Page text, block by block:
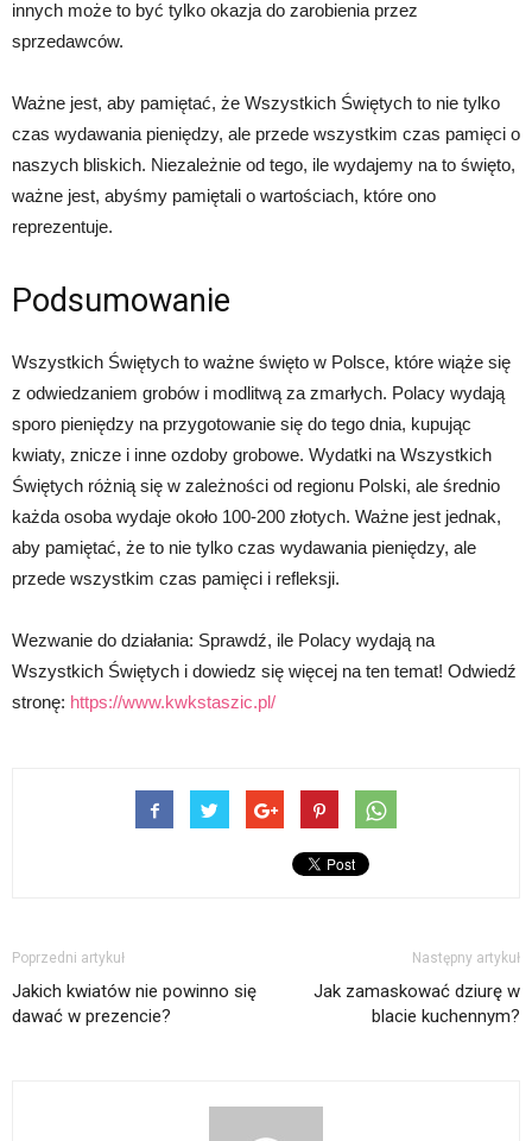
innych może to być tylko okazja do zarobienia przez
sprzedawców.
Ważne jest, aby pamiętać, że Wszystkich Świętych to nie tylko
czas wydawania pieniędzy, ale przede wszystkim czas pamięci o
naszych bliskich. Niezależnie od tego, ile wydajemy na to święto,
ważne jest, abyśmy pamiętali o wartościach, które ono
reprezentuje.
Podsumowanie
Wszystkich Świętych to ważne święto w Polsce, które wiąże się
z odwiedzaniem grobów i modlitwą za zmarłych. Polacy wydają
sporo pieniędzy na przygotowanie się do tego dnia, kupując
kwiaty, znicze i inne ozdoby grobowe. Wydatki na Wszystkich
Świętych różnią się w zależności od regionu Polski, ale średnio
każda osoba wydaje około 100-200 złotych. Ważne jest jednak,
aby pamiętać, że to nie tylko czas wydawania pieniędzy, ale
przede wszystkim czas pamięci i refleksji.
Wezwanie do działania: Sprawdź, ile Polacy wydają na
Wszystkich Świętych i dowiedz się więcej na ten temat! Odwiedź
stronę: https://www.kwkstaszic.pl/
Poprzedni artykuł
Jakich kwiatów nie powinno się
dawać w prezencie?
Następny artykuł
Jak zamaskować dziurę w
blacie kuchennym?